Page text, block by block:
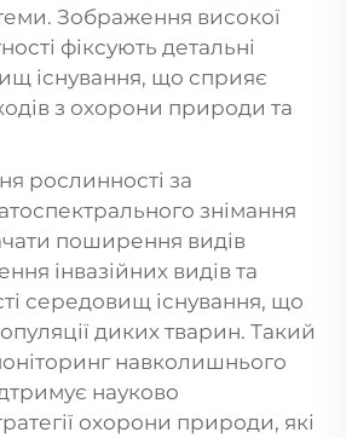
Зображення високої
фіксують детальні
існування, що сприяє
з охорони природи та
рослинності за
знімання
поширення видів
інвазійних видів та
середовищ існування, що
диких тварин. Такий
навколишнього
науково
охорони природи, які